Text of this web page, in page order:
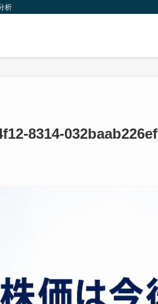
析
8314-032baab226ef